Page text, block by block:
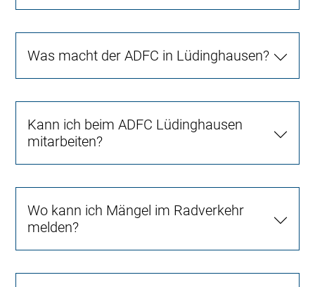
Was macht der ADFC in Lüdinghausen?
Kann ich beim ADFC Lüdinghausen
mitarbeiten?
Wo kann ich Mängel im Radverkehr
melden?